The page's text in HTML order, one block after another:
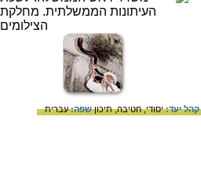
קהל יעד:יסודי,חטיבה,תיכוןשפה:עברית